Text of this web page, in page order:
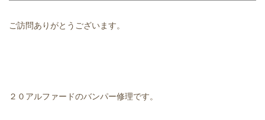
ご訪問ありがとうございます。
２０アルファードのバンパー修理です。